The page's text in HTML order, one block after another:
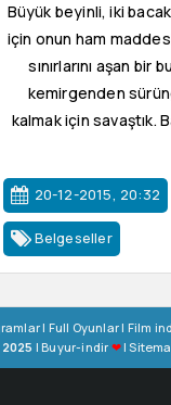
Büyük beyinli, iki
için onun ham
sınırlarını aşan
kemirgenden
kalmak için savaştık.
20-12-2015, 20:32
Belgeseller
| Full Oyunlar| Film
|Buyur-indir ❤|